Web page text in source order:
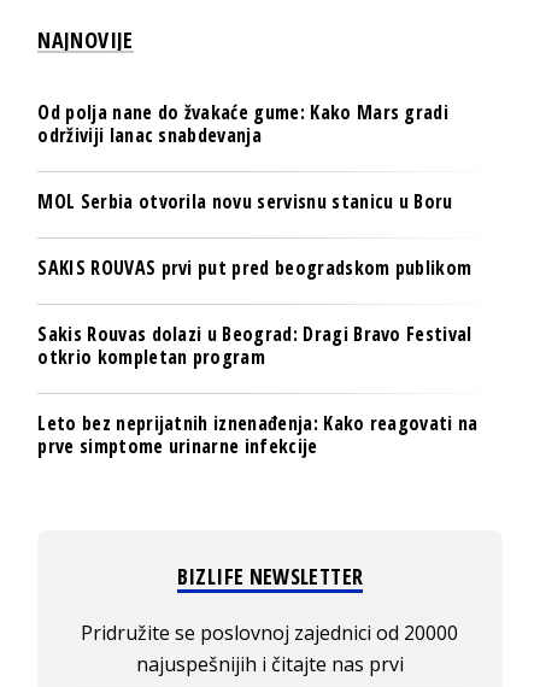
NAJNOVIJE
Od polja nane do žvakaće gume: Kako Mars gradi
održiviji lanac snabdevanja
MOL Serbia otvorila novu servisnu stanicu u Boru
SAKIS ROUVAS prvi put pred beogradskom publikom
Sakis Rouvas dolazi u Beograd: Dragi Bravo Festival
otkrio kompletan program
Leto bez neprijatnih iznenađenja: Kako reagovati na
prve simptome urinarne infekcije
BIZLIFE NEWSLETTER
Pridružite se poslovnoj zajednici od 20000
najuspešnijih i čitajte nas prvi